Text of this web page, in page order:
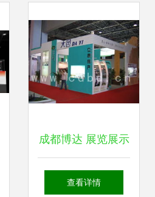
成都博达 展览展示
服务的行业标杆与
查看详情